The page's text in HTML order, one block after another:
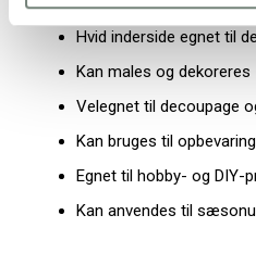
Hvid inderside egnet til
Kan males og dekoreres
Velegnet til decoupage
Kan bruges til
Egnet til hobby- og DIY-
Kan anvendes til